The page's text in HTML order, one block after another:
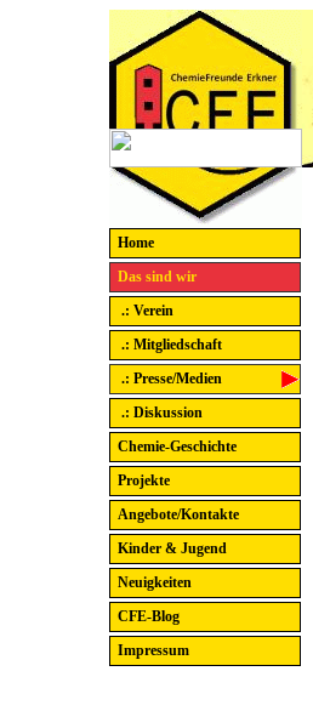
Home
Das sind wir
.: Verein
.: Mitgliedschaft
.: Presse/Medien
.: Diskussion
Chemie-Geschichte
Projekte
Angebote/Kontakte
Kinder & Jugend
Neuigkeiten
CFE-Blog
Impressum